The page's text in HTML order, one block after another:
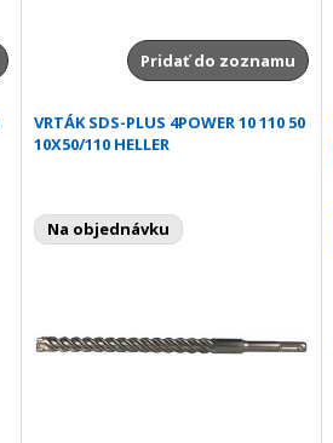
Pridať do zoznamu
VRTÁK SDS-PLUS 4POWER 10 110 50
10X50/110 HELLER
Na objednávku